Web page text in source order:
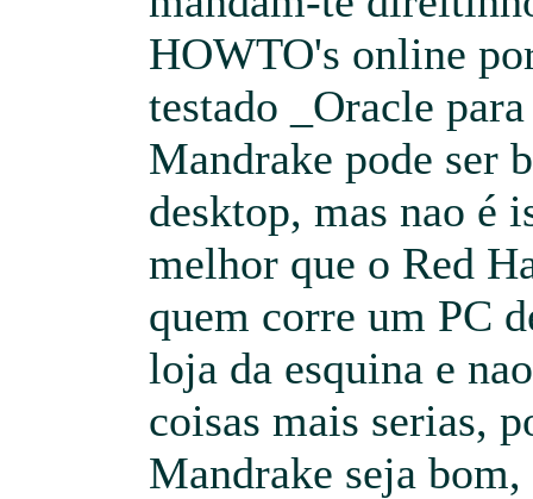
HOWTO's online
testado _Oracle
Mandrake pode ser
desktop, mas nao é
melhor que o Red
quem corre um PC
loja da esquina e
coisas mais serias,
Mandrake seja bom,